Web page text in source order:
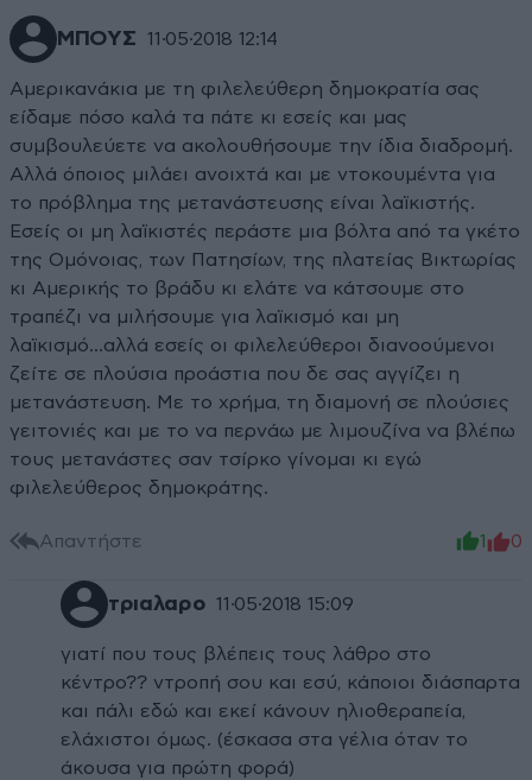
ΜΠΟΥΣ 11·05·2018 12:14
Αμερικανάκια με τη φιλελεύθερη δημοκρατία σας
είδαμε πόσο καλά τα πάτε κι εσείς και μας
συμβουλεύετε να ακολουθήσουμε την ίδια διαδρομή.
Αλλά όποιος μιλάει ανοιχτά και με ντοκουμέντα για
το πρόβλημα της μετανάστευσης είναι λαϊκιστής.
Εσείς οι μη λαϊκιστές περάστε μια βόλτα από τα γκέτο
της Ομόνοιας, των Πατησίων, της πλατείας Βικτωρίας
κι Αμερικής το βράδυ κι ελάτε να κάτσουμε στο
τραπέζι να μιλήσουμε για λαϊκισμό και μη
λαϊκισμό...αλλά εσείς οι φιλελεύθεροι διανοούμενοι
ζείτε σε πλούσια προάστια που δε σας αγγίζει η
μετανάστευση. Με το χρήμα, τη διαμονή σε πλούσιες
γειτονιές και με το να περνάω με λιμουζίνα να βλέπω
τους μετανάστες σαν τσίρκο γίνομαι κι εγώ
φιλελεύθερος δημοκράτης.
Απαντήστε 1 0
τριαλαρο 11·05·2018 15:09
γιατί που τους βλέπεις τους λάθρο στο
κέντρο?? ντροπή σου και εσύ, κάποιοι διάσπαρτα
και πάλι εδώ και εκεί κάνουν ηλιοθεραπεία,
ελάχιστοι όμως. (έσκασα στα γέλια όταν το
άκουσα για πρώτη φορά)